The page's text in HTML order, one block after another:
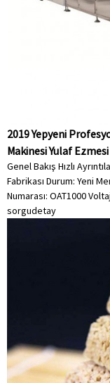
2019 Yepyeni
Makinesi Yulaf
Genel Bakış Hızlı
Fabrikası Durum: Yeni
Numarası: OAT1000
sorgudetay